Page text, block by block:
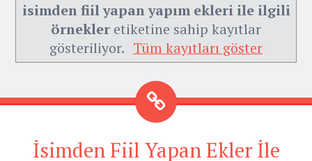
isimden fiil yapan yapım ekleri ile ilgili
örnekler etiketine sahip kayıtlar
gösteriliyor. Tüm kayıtları göster
İsimden Fiil Yapan Ekler İle